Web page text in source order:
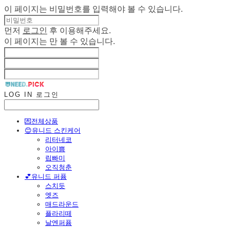
이 페이지는 비밀번호를 입력해야 볼 수 있습니다.
먼저 로그인
후 이용해주세요.
이 페이지는 만 볼 수 있습니다.
LOG IN 로그인
💌전체상품
😊유니드 스킨케어
리터네코
아이쁨
립빠미
오직청춘
💕유니드 퍼퓸
스치듯
엣즈
매드라운드
플라리떼
날엔퍼퓸